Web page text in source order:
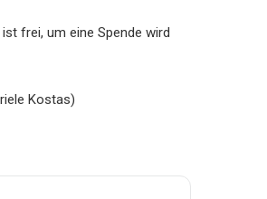
frei, um eine Spende wird
Kostas)